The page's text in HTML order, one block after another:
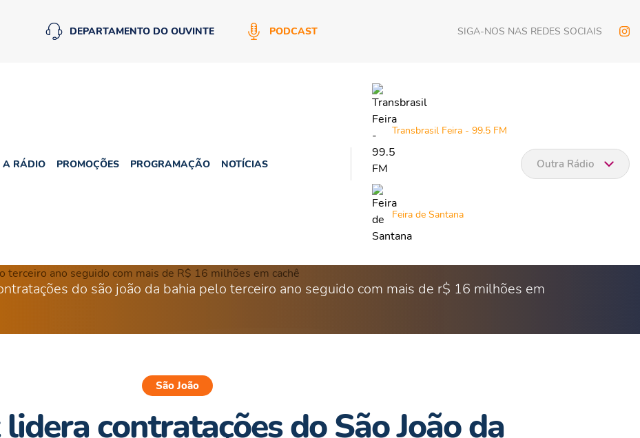
DEPARTAMENTO DO OUVINTE PODCAST SIGA-NOS NAS REDES SOCIAIS
A RÁDIO PROMOÇÕES PROGRAMAÇÃO NOTÍCIAS
Transbrasil Feira - 99.5 FM
Feira de Santana
Outra Rádio
do são joão da bahia pelo terceiro ano seguido com mais de r$ 16 milhões em
São João
contratações do São João da